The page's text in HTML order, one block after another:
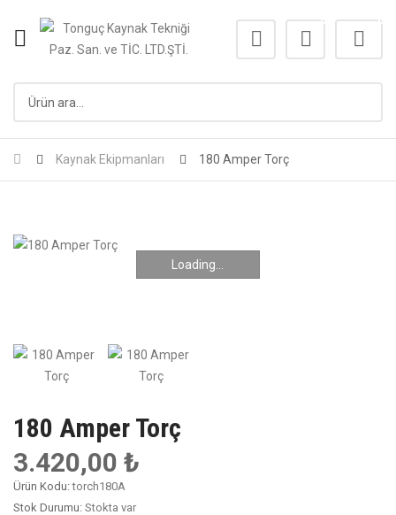
0 0
Kaynak Ekipmanları 180 Amper Torç
Loading...
180 Amper Torç
3.420,00 ₺
Ürün Kodu:torch180A
Stok Durumu: Stokta var